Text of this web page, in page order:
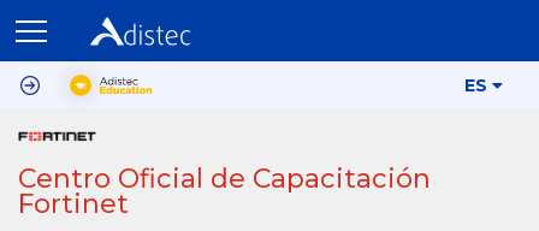
ES
Centro Oficial de Capacitación
Fortinet